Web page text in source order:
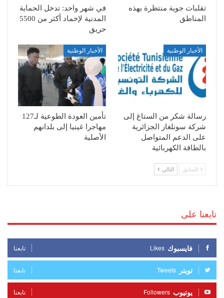
تقلبات جوية منتظرة بهذه
المناطق
في شهر واحد: تدخل الحماية
المدنية لإخماد أكثر من 5500
حريق
الأخبار الوطنية
رسالة شكر من الستاغ إلى
شركة سونلغاز الجزائرية
على الدعم المتواصل
بالطاقة الكهربائية
الأخبار الوطنية
تأمين العودة الطوعية لـ127
مهاجرا غينيا إلى بلدانهم
الأصلية
السابق التالي
تابعنا على
فايسبوك Likes تابعنا
تويتر Tweets تابعنا
يوتيوب Followers تابعنا